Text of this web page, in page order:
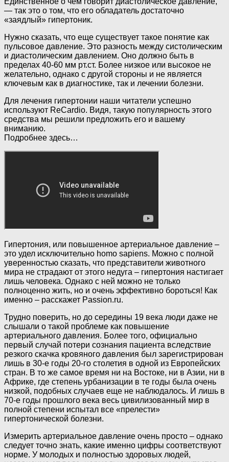
— так это о том, что его обладатель достаточно
«заядлый» гипертоник.
Нужно сказать, что еще существует такое понятие как
пульсовое давление. Это разность между систолическим
и диастолическим давлением. Оно должно быть в
пределах 40-60 мм рт.ст. Более низкое или высокое не
желательно, однако с другой стороны и не является
ключевым как в диагностике, так и лечении болезни.
Для лечения гипертонии наши читатели успешно
используют ReCardio. Видя, такую популярность этого
средства мы решили предложить его и вашему
вниманию.
Подробнее здесь…
Гипертония, или повышенное артериальное давление –
это удел исключительно homo sapiens. Можно с полной
уверенностью сказать, что представители животного
мира не страдают от этого недуга – гипертония настигает
лишь человека. Однако с ней можно не только
полноценно жить, но и очень эффективно бороться! Как
именно – расскажет Passion.ru.
Трудно поверить, но до середины 19 века люди даже не
слышали о такой проблеме как повышение
артериального давления. Более того, официально
первый случай потери сознания пациента вследствие
резкого скачка кровяного давления был зарегистрирован
лишь в 30-е годы 20-го столетия в одной из Европейских
стран. В то же самое время ни на Востоке, ни в Азии, ни в
Африке, где степень урбанизации в те годы была очень
низкой, подобных случаев еще не наблюдалось. И лишь в
70-е годы прошлого века весь цивилизованный мир в
полной степени испытал все «прелести»
гипертонической болезни.
Измерить артериальное давление очень просто – однако
следует точно знать, какие именно цифры соответствуют
норме. У молодых и полностью здоровых людей,